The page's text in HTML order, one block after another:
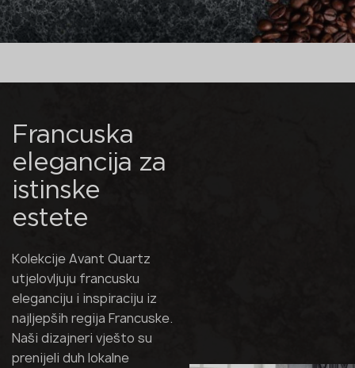
Francuska
elegancija za
istinske
estete
Kolekcije Avant Quartz
utjelovljuju francusku
eleganciju i inspiraciju iz
najljepših regija Francuske.
Naši dizajneri vješto su
prenijeli duh lokalne